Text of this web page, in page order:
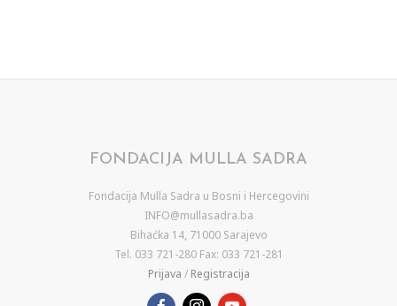
FONDACIJA MULLA SADRA
Fondacija Mulla Sadra u Bosni i Hercegovini
INFO@mullasadra.ba
Bihaćka 14, 71000 Sarajevo
Tel. 033 721-280 Fax: 033 721-281
Prijava / Registracija